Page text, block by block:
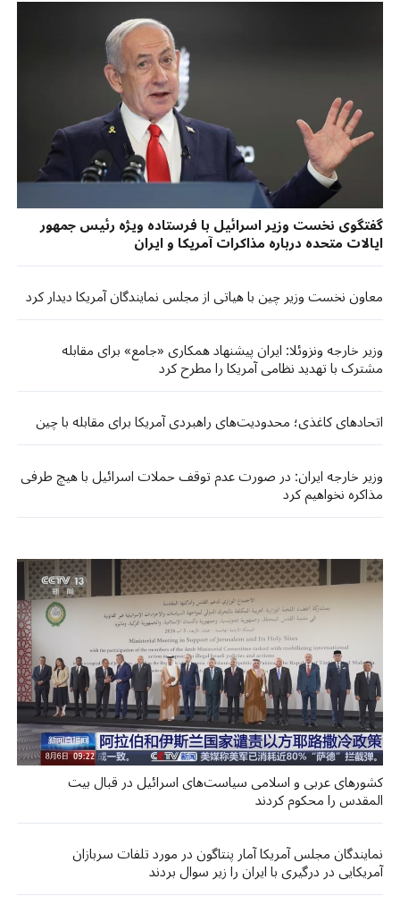
گفتگوی نخست وزیر اسرائیل با فرستاده ویژه رئیس جمهور
ایالات متحده درباره مذاکرات آمریکا و ایران
معاون نخست وزیر چین با هیاتی از مجلس نمایندگان آمریکا دیدار کرد
وزیر خارجه ونزوئلا: ایران پیشنهاد همکاری «جامع» برای مقابله
مشترک با تهدید نظامی آمریکا را مطرح کرد
اتحاد‌های کاغذی؛ محدودیت‌های راهبردی آمریکا برای مقابله با چین
وزیر خارجه ایران: در صورت عدم توقف حملات اسرائیل با هیچ طرفی
مذاکره نخواهیم کرد
کشورهای عربی و اسلامی سیاست‌های اسرائیل در قبال بیت
المقدس را محکوم کردند
نمایندگان مجلس آمریکا آمار پنتاگون در مورد تلفات سربازان
آمریکایی در درگیری با ایران را زیر سوال بردند